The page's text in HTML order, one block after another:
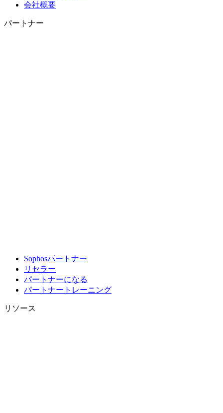
会社概要
パートナー
Sophosパートナー
リセラー
パートナーになる
パートナートレーニング
リソース